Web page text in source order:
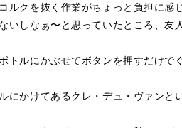
ルクを抜く作業がちょっと負担に感
いしなぁ〜と思っていたところ、友
トルにかぶせてボタンを押すだけで
にかけてあるクレ・デュ・ヴァンと